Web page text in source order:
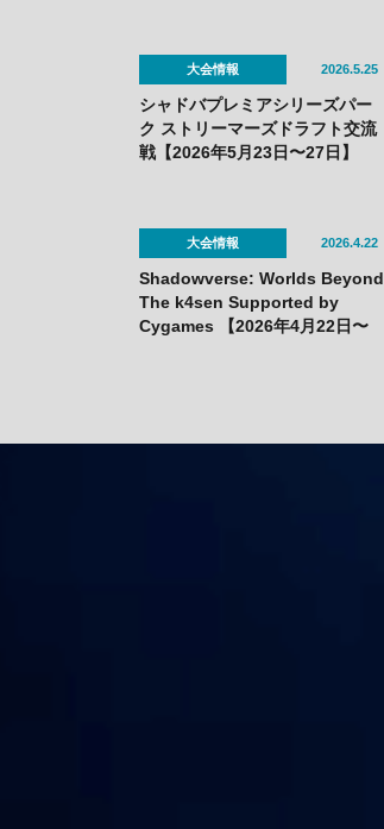
N/S（ねこそぎ）選手が優勝し30
回目の節目の大会で有終の美を
飾る！
大会情報 2026.5.25
シャドバプレミアシリーズパー
ク ストリーマーズドラフト交流
戦【2026年5月23日〜27日】
大会情報 2026.4.22
Shadowverse: Worlds Beyond
The k4sen Supported by
Cygames 【2026年4月22日〜